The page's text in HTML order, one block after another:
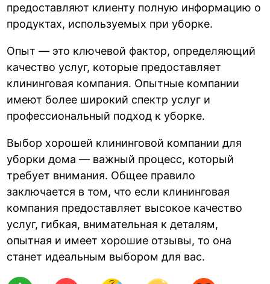
предоставляют клиенту полную информацию о
продуктах, используемых при уборке.
Опыт — это ключевой фактор, определяющий
качество услуг, которые предоставляет
клининговая компания. Опытные компании
имеют более широкий спектр услуг и
профессиональный подход к уборке.
Выбор хорошей клининговой компании для
уборки дома — важный процесс, который
требует внимания. Общее правило
заключается в том, что если клининговая
компания предоставляет высокое качество
услуг, гибкая, внимательная к деталям,
опытная и имеет хорошие отзывы, то она
станет идеальным выбором для вас.